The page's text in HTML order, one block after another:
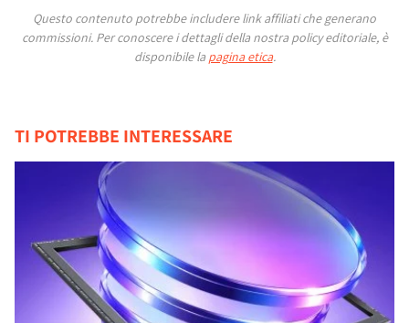
Questo contenuto potrebbe includere link affiliati che generano
commissioni. Per conoscere i dettagli della nostra policy editoriale, è
disponibile la pagina etica.
TI POTREBBE INTERESSARE